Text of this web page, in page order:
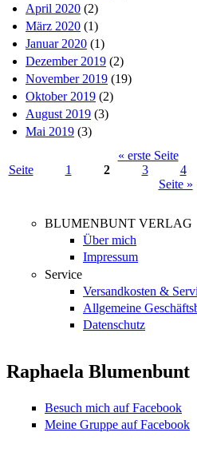
April 2020 (2)
März 2020 (1)
Januar 2020 (1)
Dezember 2019 (2)
November 2019 (19)
Oktober 2019 (2)
August 2019 (3)
Mai 2019 (3)
Seiten
« erste Seite
Seite
1 2 3 4
Seite »
BLUMENBUNT VERLAG
Über mich
Impressum
Service
Versandkosten &
Allgemeine
Datenschutz
Raphaela Blumenbunt
Besuch mich auf Facebook
Meine Gruppe auf Facebook